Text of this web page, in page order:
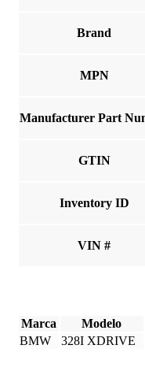
Brand
MPN
Manufacturer Part
GTIN
Inventory ID
VIN #
Marca Modelo
BMW
328I XDRIVE